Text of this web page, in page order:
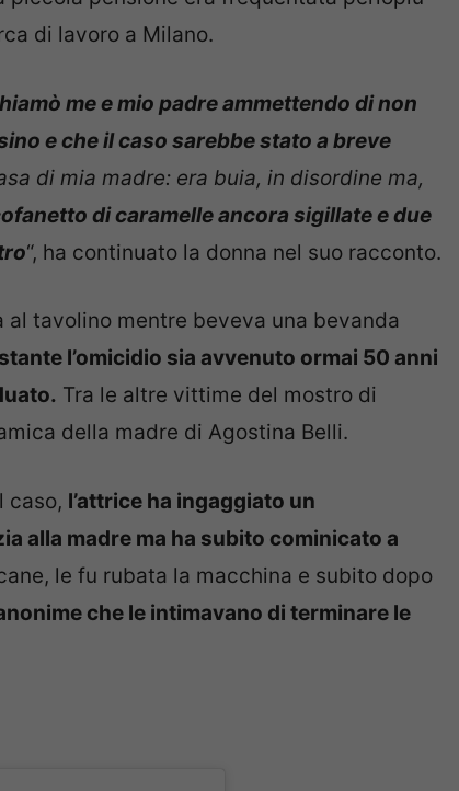
di lavoro a Milano.
me e mio padre ammettendo di non
e che il caso sarebbe stato a breve
di mia madre: era buia, in disordine ma,
di caramelle ancora sigillate e due
“, ha continuato la donna nel suo racconto.
tavolino mentre beveva una bevanda
l’omicidio sia avvenuto ormai 50 anni
Tra le altre vittime del mostro di
della madre di Agostina Belli.
caso, l’attrice ha ingaggiato un
alla madre ma ha subito cominicato a
le fu rubata la macchina e subito dopo
che le intimavano di terminare le